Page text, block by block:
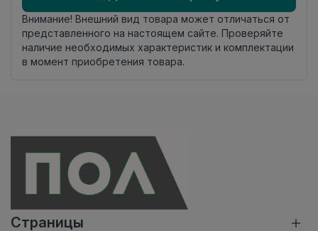
Внимание! Внешний вид товара может отличаться от
представленного на настоящем сайте. Проверяйте
наличие необходимых характеристик и комплектации
в момент приобретения товара.
Страницы